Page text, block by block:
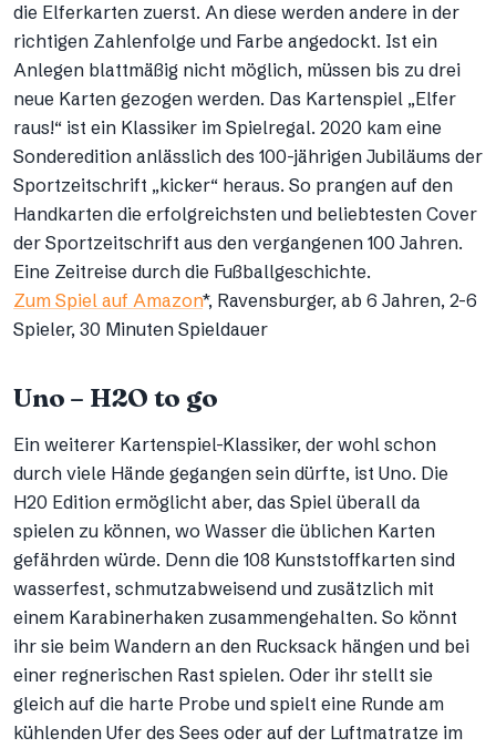
die Elferkarten zuerst. An diese werden andere in der
richtigen Zahlenfolge und Farbe angedockt. Ist ein
Anlegen blattmäßig nicht möglich, müssen bis zu drei
neue Karten gezogen werden. Das Kartenspiel „Elfer
raus!“ ist ein Klassiker im Spielregal. 2020 kam eine
Sonderedition anlässlich des 100-jährigen Jubiläums der
Sportzeitschrift „kicker“ heraus. So prangen auf den
Handkarten die erfolgreichsten und beliebtesten Cover
der Sportzeitschrift aus den vergangenen 100 Jahren.
Eine Zeitreise durch die Fußballgeschichte.
Zum Spiel auf Amazon*, Ravensburger, ab 6 Jahren, 2-6
Spieler, 30 Minuten Spieldauer
Uno – H2O to go
Ein weiterer Kartenspiel-Klassiker, der wohl schon
durch viele Hände gegangen sein dürfte, ist Uno. Die
H20 Edition ermöglicht aber, das Spiel überall da
spielen zu können, wo Wasser die üblichen Karten
gefährden würde. Denn die 108 Kunststoffkarten sind
wasserfest, schmutzabweisend und zusätzlich mit
einem Karabinerhaken zusammengehalten. So könnt
ihr sie beim Wandern an den Rucksack hängen und bei
einer regnerischen Rast spielen. Oder ihr stellt sie
gleich auf die harte Probe und spielt eine Runde am
kühlenden Ufer des Sees oder auf der Luftmatratze im